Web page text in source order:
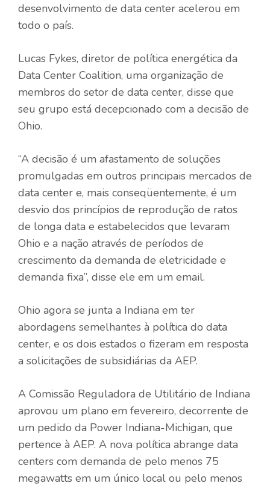
desenvolvimento de data center acelerou em
todo o país.
Lucas Fykes, diretor de política energética da
Data Center Coalition, uma organização de
membros do setor de data center, disse que
seu grupo está decepcionado com a decisão de
Ohio.
“A decisão é um afastamento de soluções
promulgadas em outros principais mercados de
data center e, mais conseqüentemente, é um
desvio dos princípios de reprodução de ratos
de longa data e estabelecidos que levaram
Ohio e a nação através de períodos de
crescimento da demanda de eletricidade e
demanda fixa”, disse ele em um email.
Ohio agora se junta a Indiana em ter
abordagens semelhantes à política do data
center, e os dois estados o fizeram em resposta
a solicitações de subsidiárias da AEP.
A Comissão Reguladora de Utilitário de Indiana
aprovou um plano em fevereiro, decorrente de
um pedido da Power Indiana-Michigan, que
pertence à AEP. A nova política abrange data
centers com demanda de pelo menos 75
megawatts em um único local ou pelo menos